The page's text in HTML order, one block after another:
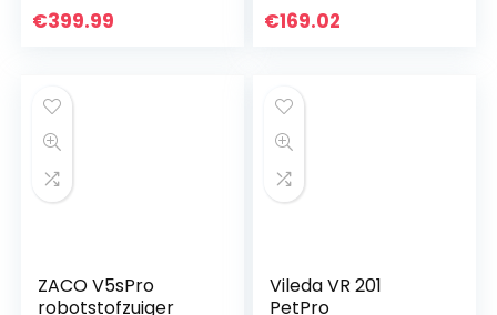
brengen, tot 2 uur
€399.99
zuigkracht van 1300
€169.02
ZACO V5sPro
robotstofzuiger
Vileda VR 201
PetPro